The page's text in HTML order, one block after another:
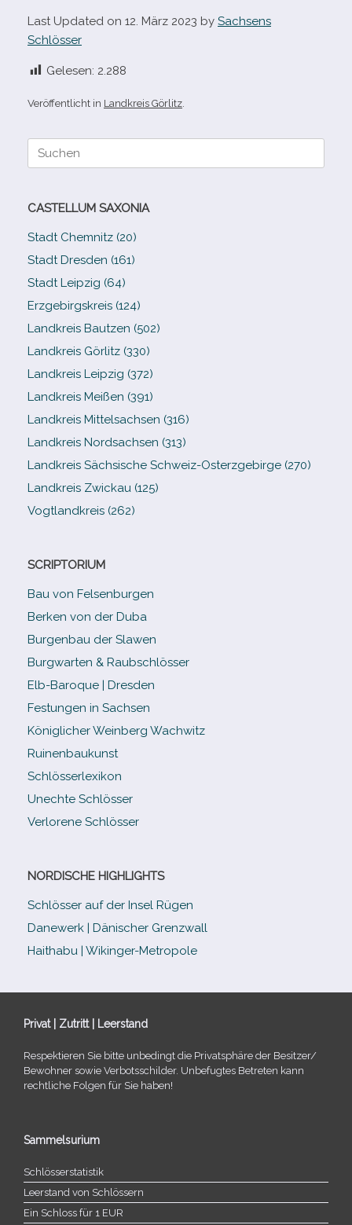
Last Updated on 12. März 2023 by Sachsens
Schlösser
Gelesen: 2.288
Veröffentlicht in Landkreis Görlitz
Suche
CASTELLUM SAXONIA
Stadt Chemnitz (20)
Stadt Dresden (161)
Stadt Leipzig (64)
Erzgebirgskreis (124)
Landkreis Bautzen (502)
Landkreis Görlitz (330)
Landkreis Leipzig (372)
Landkreis Meißen (391)
Landkreis Mittelsachsen (316)
Landkreis Nordsachsen (313)
Landkreis Sächsische Schweiz-​Osterzgebirge (270)
Landkreis Zwickau (125)
Vogtlandkreis (262)
SCRIPTORIUM
Bau von Felsenburgen
Berken von der Duba
Burgenbau der Slawen
Burgwarten & Raubschlösser
Elb-​Baroque | Dresden
Festungen in Sachsen
Königlicher Weinberg Wachwitz
Ruinenbaukunst
Schlösserlexikon
Unechte Schlösser
Verlorene Schlösser
NORDISCHE HIGHLIGHTS
Schlösser auf der Insel Rügen
Danewerk | Dänischer Grenzwall
Haithabu | Wikinger-Metropole
Privat | Zutritt | Leerstand
Respektieren Sie bitte unbe­dingt die Privatsphäre der Besitzer/​
Bewohner sowie Verbotsschilder. Unbefugtes Betreten kann
recht­li­che Folgen für Sie haben!
Sammelsurium
Schlösserstatistik
Leerstand von Schlössern
Ein Schloss für 1 EUR